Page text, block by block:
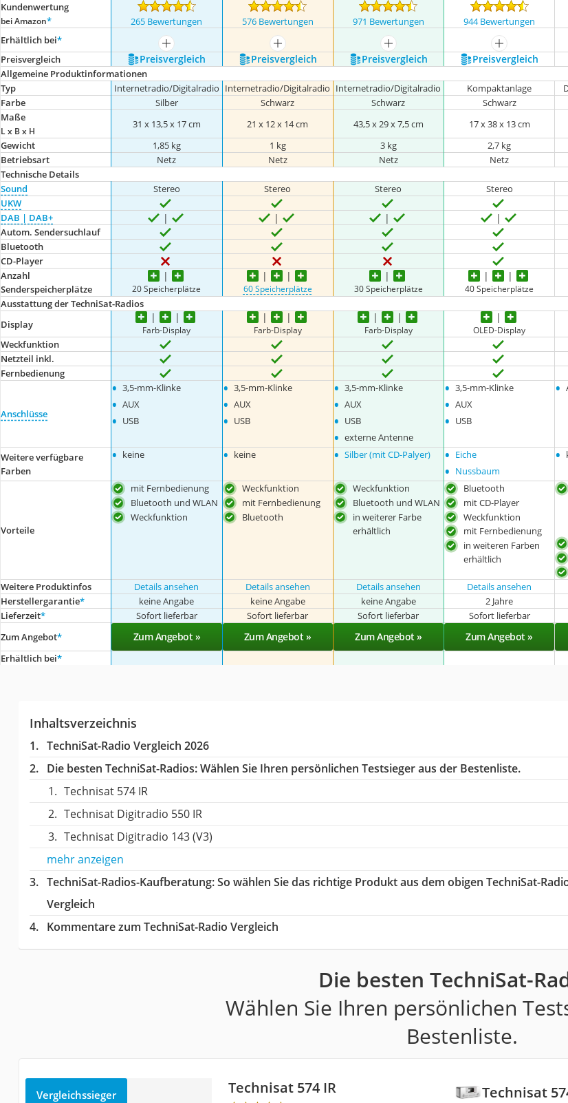
Kundenwertung
bei Amazon* 265 Bewertungen 576 Bewertungen 971 Bewertungen 944 Bewertungen
Erhältlich bei*
mehr anzeigen mehr anzeigen mehr anzeigen mehr anzeigen
Preis­vergleich
Preis­vergleich Preis­vergleich Preis­vergleich Preis­vergleich
Allgemeine Produktinformationen
Typ
Internetradio/Digitalradio Internetradio/Digitalradio Internetradio/Digitalradio Kompaktanlage
Farbe
Silber Schwarz Schwarz Schwarz
Maße
L x B x H
31 x 13,5 x 17 cm 21 x 12 x 14 cm 43,5 x 29 x 7,5 cm 17 x 38 x 13 cm
Gewicht
1,85 kg 1 kg 3 kg 2,7 kg
Betriebsart
Netz Netz Netz Netz
Technische Details
Sound
Stereo Stereo Stereo Stereo
UKW
DAB | DAB+
Autom. Sendersuchlauf
Bluetooth
CD-Player
Anzahl
Senderspeicherplätze
20 Speicherplätze 60 Speicherplätze 30 Speicherplätze 40 Speicherplätze
Ausstattung der TechniSat-Radios
Display
Farb-Display Farb-Display Farb-Display OLED-Display
Weckfunktion
Netzteil inkl.
Fernbedienung
Anschlüsse
• 3,5-mm-Klinke
• AUX
• USB
• 3,5-mm-Klinke
• AUX
• USB
• 3,5-mm-Klinke
• AUX
• USB
• externe Antenne
• 3,5-mm-Klinke
• AUX
• USB
•
Weitere verfügbare
Farben
• keine • keine • Silber (mit CD-Palyer) • Eiche
• Nussbaum
•
Vorteile
mit Fernbedienung
Bluetooth und WLAN
Weckfunktion
Weckfunktion
mit Fernbedienung
Bluetooth
Weckfunktion
Bluetooth und WLAN
in weiterer Farbe
erhältlich
Bluetooth
mit CD-Player
Weckfunktion
mit Fernbedienung
in weiteren Farben
erhältlich
Weitere Produktinfos Details ansehen Details ansehen Details ansehen Details ansehen
Herstellergarantie* keine Angabe keine Angabe keine Angabe 2 Jahre
Lieferzeit* Sofort lieferbar Sofort lieferbar Sofort lieferbar Sofort lieferbar
Zum Angebot* Zum Angebot » Zum Angebot » Zum Angebot » Zum Angebot »
Erhältlich bei*
Inhaltsverzeichnis
TechniSat-Radio Vergleich 2026
Die besten TechniSat-Radios:Wählen Sie Ihren persönlichen Testsieger aus der Bestenliste.
Technisat 574 IR
Technisat Digitradio 550 IR
Technisat Digitradio 143 (V3)
mehr anzeigen
TechniSat-Radios-Kaufberatung: So wählen Sie das richtige Produkt aus dem obigen TechniSat-
Vergleich
Kommentare zum TechniSat-Radio Vergleich
Die besten TechniSat-
Wählen Sie Ihren persönlichen
Bestenliste.
Technisat
Vergleichssieger Technisat 574 IR